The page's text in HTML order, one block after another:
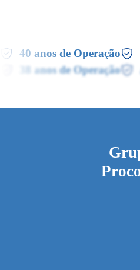
40 anos de Operação
38 anos de Operação